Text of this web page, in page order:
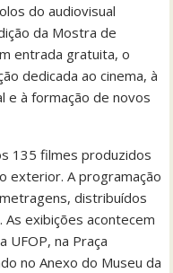
do audiovisual
da Mostra de
entrada gratuita, o
dedicada ao cinema, à
e à formação de novos
135 filmes produzidos
exterior. A programação
distribuídos
exibições acontecem
UFOP, na Praça
no Anexo do Museu da